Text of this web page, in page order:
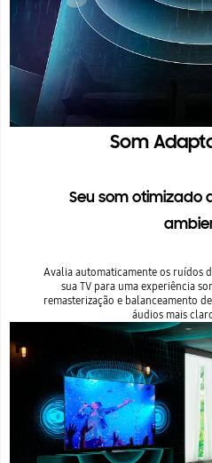
Som
Seu som otimizado
Avalia automaticamente os ruídos
sua TV para uma experiência
remasterização e balanceamento
áudios mais